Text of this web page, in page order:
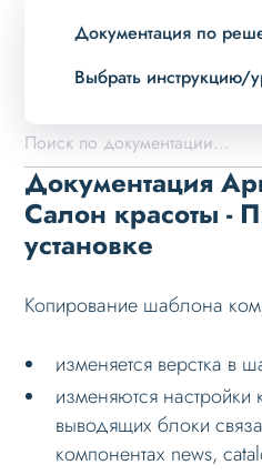
Документация по
Выбрать инструкцию/
Описание курса
Возможности
Примеры страниц
Установка и
Дизайн
Оформление контента
Слайдер
Мультирегиональность
Документация
Салон красоты -
установке
Копирование шаблона
изменяется верстка в
изменяются настройки
выводящих блоки
компонентах news,